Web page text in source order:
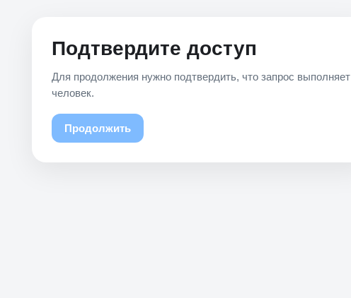
Подтвердите доступ
Для продолжения нужно подтвердить, что запрос выполняет
человек.
Продолжить